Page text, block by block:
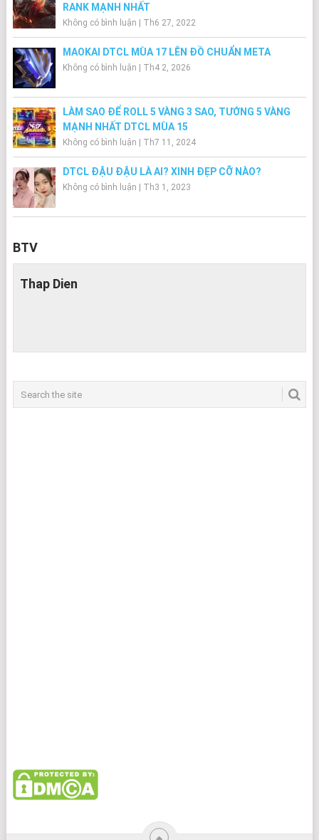
RANK MẠNH NHẤT
Không có bình luận Th6 27, 2022
MAOKAI DTCL MÙA 17 LÊN ĐỒ CHUẨN META
Không có bình luận Th4 2, 2026
LÀM SAO ĐỂ ROLL 5 VÀNG 3 SAO, TƯỚNG 5 VÀNG
MẠNH NHẤT DTCL MÙA 15
Không có bình luận Th7 11, 2024
DTCL ĐẬU ĐẬU LÀ AI? XINH ĐẸP CỠ NÀO?
Không có bình luận Th3 1, 2023
BTV
Thap Dien